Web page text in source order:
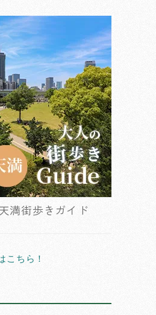
満街歩きガイド
こちら！